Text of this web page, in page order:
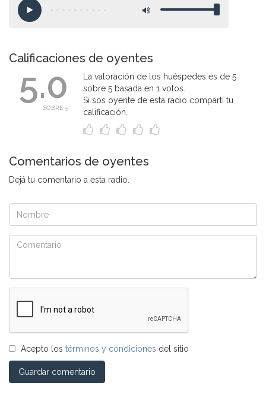
Calificaciones de oyentes
5.0
SOBRE 5
La valoración de los huéspedes es de 5
sobre 5 basada en 1 votos.
Si sos oyente de esta radio compartí tu
calificación.
Comentarios de oyentes
Dejá tu comentario a esta radio.
Acepto los términos y condiciones del sitio
Guardar comentario